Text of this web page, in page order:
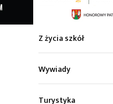
Wiadomości z regionu
Z życia szkół
Wywiady
Turystyka